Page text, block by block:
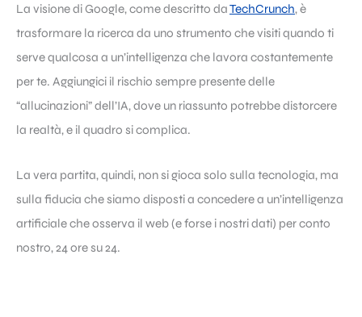
La visione di Google, come descritto daTechCrunch, è
trasformare la ricerca da uno strumento che visiti quando ti
serve qualcosa a un’intelligenza che lavora costantemente
per te. Aggiungici il rischio sempre presente delle
“allucinazioni” dell’IA, dove un riassunto potrebbe distorcere
la realtà, e il quadro si complica.
La vera partita, quindi, non si gioca solo sulla tecnologia, ma
sulla fiducia che siamo disposti a concedere a un’intelligenza
artificiale che osserva il web (e forse i nostri dati) per conto
nostro, 24 ore su 24.